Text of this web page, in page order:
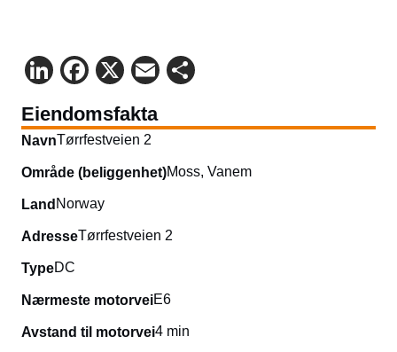
LinkedIn
Facebook
X Email
Eiendomsfakta
NavnTørrfestveien 2
Område (beliggenhet)Moss, Vanem
Land Norway
AdresseTørrfestveien 2
TypeDC
Nærmeste motorveiE6
Avstand til motorvei4 min